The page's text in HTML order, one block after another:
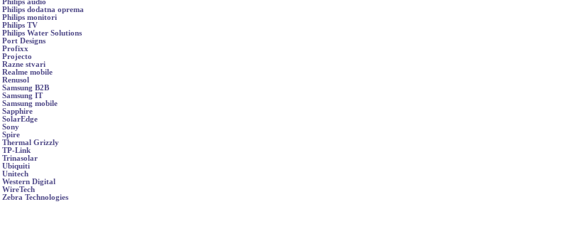
Philips audio
Philips dodatna oprema
Philips monitori
Philips TV
Philips Water Solutions
Port Designs
Profixx
Projecto
Razne stvari
Realme mobile
Renusol
Samsung B2B
Samsung IT
Samsung mobile
Sapphire
SolarEdge
Sony
Spire
Thermal Grizzly
TP-Link
Trinasolar
Ubiquiti
Unitech
Western Digital
WireTech
Zebra Technologies